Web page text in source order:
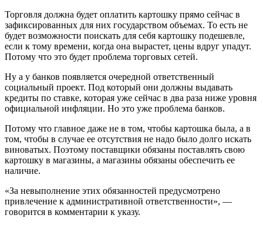
Торговля должна будет оплатить картошку прямо сейчас в
зафиксированных для них государством объемах. То есть не
будет возможности поискать для себя картошку подешевле,
если к тому времени, когда она вырастет, цены вдруг упадут.
Потому что это будет проблема торговых сетей.
Ну а у банков появляется очередной ответственный
социальный проект. Под который они должны выдавать
кредиты по ставке, которая уже сейчас в два раза ниже уровня
официальной инфляции. Но это уже проблема банков.
Потому что главное даже не в том, чтобы картошка была, а в
том, чтобы в случае ее отсутствия не надо было долго искать
виноватых. Поэтому поставщики обязаны поставлять свою
картошку в магазины, а магазины обязаны обеспечить ее
наличие.
«За невыполнение этих обязанностей предусмотрено
привлечение к административной ответственности», —
говорится в комментарии к указу.